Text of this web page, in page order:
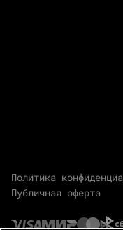
Политика
Публичная оферта